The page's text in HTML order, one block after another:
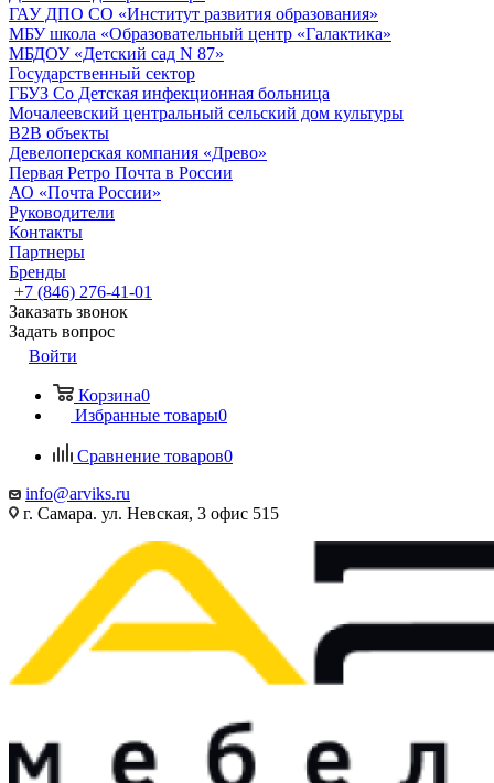
ГАУ ДПО СО «Институт развития образования»
МБУ школа «Образовательный центр «Галактика»
МБДОУ «Детский сад N 87»
Государственный сектор
ГБУЗ Со Детская инфекционная больница
Мочалеевский центральный сельский дом культуры
B2B объекты
Девелоперская компания «Древо»
Первая Ретро Почта в России
АО «Почта России»
Руководители
Контакты
Партнеры
Бренды
+7 (846) 276-41-01
Заказать звонок
Задать вопрос
Войти
Корзина0
Избранные товары0
Сравнение товаров0
info@arviks.ru
г. Самара. ул. Невская, 3 офис 515